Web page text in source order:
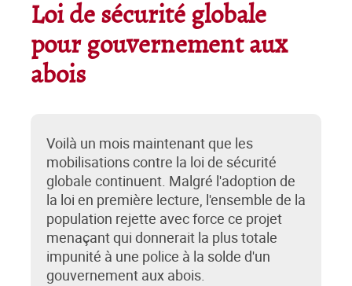
Loi de sécurité globale
pour gouvernement aux
abois
Voilà un mois maintenant que les
mobilisations contre la loi de sécurité
globale continuent. Malgré l'adoption de
la loi en première lecture, l'ensemble de la
population rejette avec force ce projet
menaçant qui donnerait la plus totale
impunité à une police à la solde d'un
gouvernement aux abois.